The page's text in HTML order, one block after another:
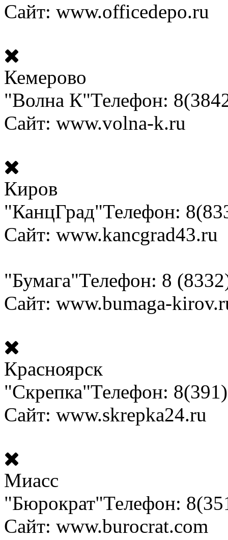
Сайт: www.officedepo.ru
Кемерово
"Волна К"Телефон:
Сайт: www.volna-k.ru
Киров
"КанцГрад"Телефон:
Сайт: www.kancgrad43.ru
"Бумага"Телефон: 8
Сайт: www.bumaga-
Красноярск
"Скрепка"Телефон:
Сайт: www.skrepka24.ru
Миасс
"Бюрократ"Телефон:
Сайт: www.burocrat.com